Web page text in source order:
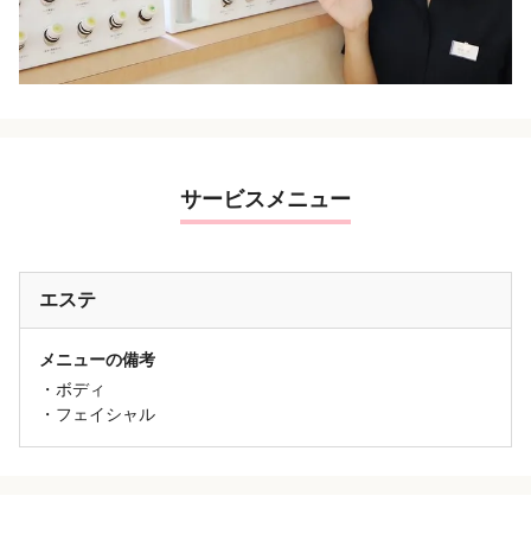
サービスメニュー
エステ
メニューの備考
・ボディ
・フェイシャル